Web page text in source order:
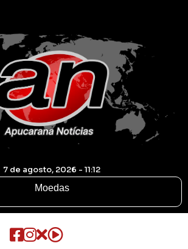
7 de agosto, 2026 - 11:12
Moedas